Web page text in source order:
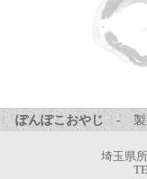
ぽんぽこおやじ- 製
埼玉県